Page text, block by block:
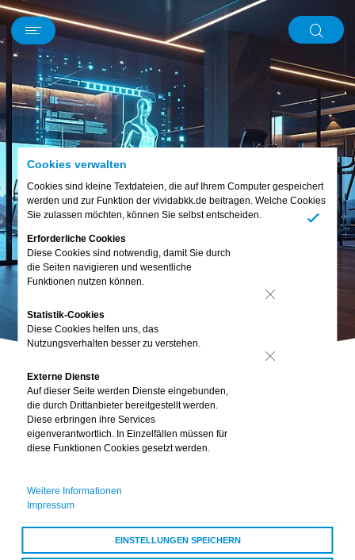
Cookies verwalten
Cookies sind kleine Textdateien, die auf Ihrem Computer gespeichert
werden und zur Funktion der vividabkk.de beitragen. Welche Cookies
Sie zulassen möchten, können Sie selbst entscheiden.
Erforderliche Cookies
Diese Cookies sind notwendig, damit Sie durch
die Seiten navigieren und wesentliche
Funktionen nutzen können.
Statistik-Cookies
Diese Cookies helfen uns, das
Nutzungsverhalten besser zu verstehen.
Externe Dienste
Auf dieser Seite werden Dienste eingebunden,
die durch Drittanbieter bereitgestellt werden.
Diese erbringen ihre Services
eigenverantwortlich. In Einzelfällen müssen für
diese Funktionen Cookies gesetzt werden.
Weitere Informationen
Impressum
EINSTELLUNGEN SPEICHERN
Die Zukunft des
Fitnessstudios
Schwerpunkt News
Kurz und knapp
Mein Körper
Ernährung
Bewusst leben
Familie & Freunde
Piet
Abo & Gewinnspiel